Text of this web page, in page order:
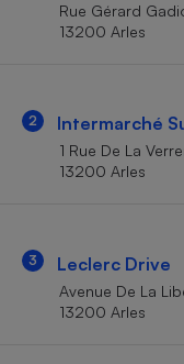
Rue Gérard
13200 Arles
2 Intermarché
1 Rue De La
13200 Arles
3 Leclerc Drive
Avenue De La
13200 Arles